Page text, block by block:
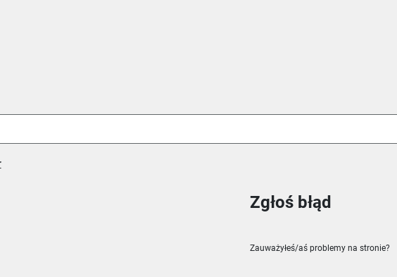
oknie
nowym oknie
się w nowym oknie
się w nowym oknie
Zgłoś błąd
Zauważyłeś/aś problemy na stronie?